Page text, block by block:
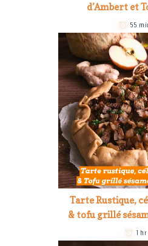
d’Ambert et
55
Tarte Rustique,
& tofu grillé
1 hr